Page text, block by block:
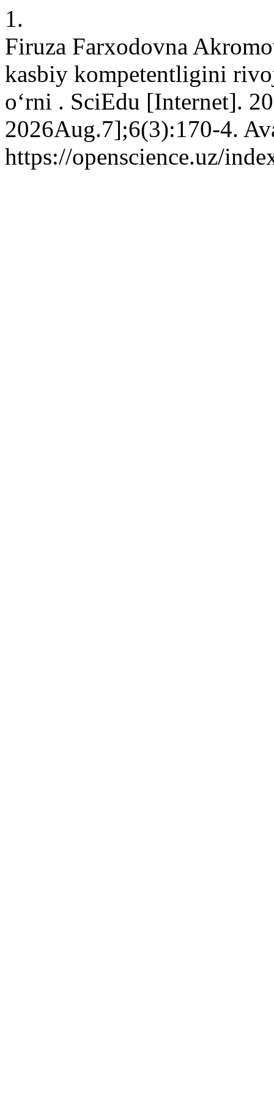
1.
Firuza Farxodovna
kasbiy kompetentligini
o‘rni . SciEdu [Internet].
2026Aug.7];6(3):170-4.
https://openscience.uz/